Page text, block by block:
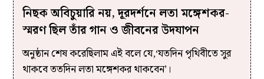
নিছক অবিচুয়ারি নয়, দূরদর্শনে লতা মঙ্গেশকর-
স্মরণ ছিল তাঁর গান ও জীবনের উদযাপন
অনুষ্ঠান শেষ করেছিলাম এই বলে যে,‘যতদিন পৃথিবীতে সুর
থাকবে ততদিন লতা মঙ্গেশকর থাকবেন’।